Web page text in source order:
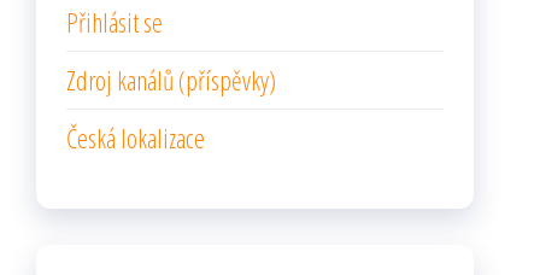
Přihlásit se
Zdroj kanálů (příspěvky)
Česká lokalizace